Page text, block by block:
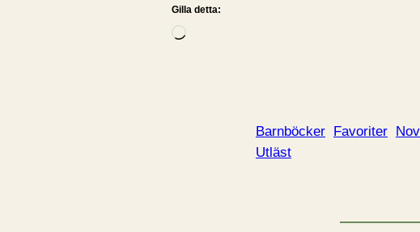
Gilla detta:
L
Barnböcker Favoriter
Utläst